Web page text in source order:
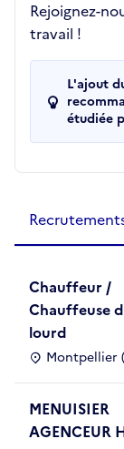
Rejoignez-
travail !
L'ajout
étudiée
Chauffeur /
Chauffeuse
lourd
Montpellier
MENUISIER
AGENCEUR